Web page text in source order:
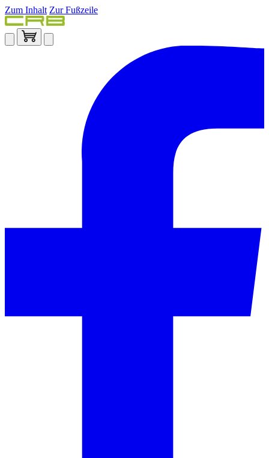
Zum Inhalt Zur Fußzeile